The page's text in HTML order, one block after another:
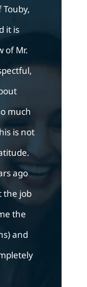
it is
of Mr.
much
is not
ago
the job
the
and
needing
Lawyers,